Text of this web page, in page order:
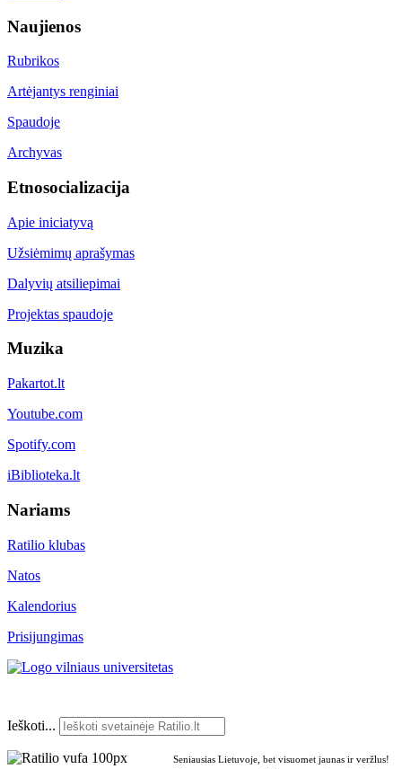
Naujienos
Rubrikos
Artėjantys renginiai
Spaudoje
Archyvas
Etnosocializacija
Apie iniciatyvą
Užsiėmimų aprašymas
Dalyvių atsiliepimai
Projektas spaudoje
Muzika
Pakartot.lt
Youtube.com
Spotify.com
iBiblioteka.lt
Nariams
Ratilio klubas
Natos
Kalendorius
Prisijungimas
Ieškoti...
Seniausias Lietuvoje, bet visuomet jaunas ir veržlus!